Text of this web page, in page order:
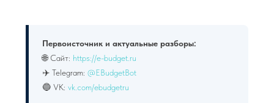
Первоисточник и актуальные разборы:
🌐 Сайт: https://e-budget.ru
✈️ Telegram: @EBudgetBot
🔵 VK: vk.com/ebudgetru